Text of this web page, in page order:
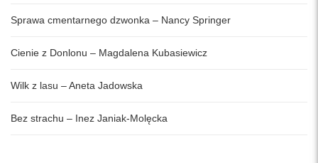
Sprawa cmentarnego dzwonka – Nancy Springer
Cienie z Donlonu – Magdalena Kubasiewicz
Wilk z lasu – Aneta Jadowska
Bez strachu – Inez Janiak-Molęcka